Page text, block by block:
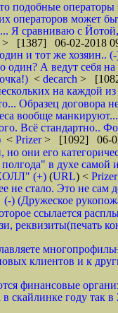
подобные
операторов может
Я сравниваю с
> [1387] 06-02-2018
и тот же хозяин..
один? А ведут себя
< decarch >
на каждой из
Образец договора
вообще
Всё стандартно..
< Prizer> [1092] 06-
они его
полгода" в духе
(+) (URL) <
не стало. Это не сам
(-) (Дружеское
ссылается
реквизиты(печать
клиентов и к
финансовые
в скайлинке году